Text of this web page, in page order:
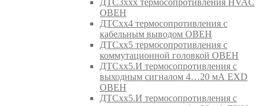
ДТС3ххх термосопротивления HVAC
ОВЕН
ДТСхх4 термосопротивления с
кабельным выводом ОВЕН
ДТСхх5 термосопротивления с
коммутационной головкой ОВЕН
ДТСхх5.И термосопротивления с
выходным сигналом 4…20 мА EXD
ОВЕН
ДТСхх5.И термосопротивления с